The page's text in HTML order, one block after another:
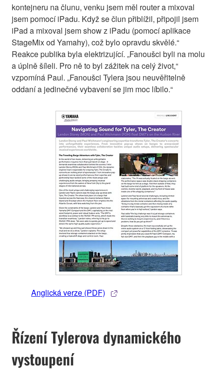
kontejneru na člunu, venku jsem měl router a mixoval
jsem pomocí iPadu. Když se člun přiblížil, připojil jsem
iPad a mixoval jsem show z iPadu (pomocí aplikace
StageMix od Yamahy), což bylo opravdu skvělé.“
Reakce publika byla elektrizující. „Fanoušci byli na molu
a úplně šíleli. Pro ně to byl zážitek na celý život,“
vzpomíná Paul. „Fanoušci Tylera jsou neuvěřitelně
oddaní a jedinečné vybavení se jim moc líbilo.“
Anglická verze (PDF)
Řízení Tylerova dynamického
vystoupení